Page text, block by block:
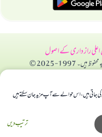
راز داری کے اصول
1997-2025 ©
ہیں، اس حوالے سے آپ مزید جان سکتے ہیں
ترتیب دیں